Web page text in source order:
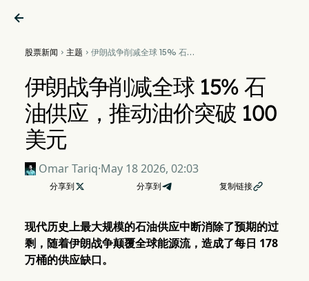

股票新闻  主题  伊朗战争削减全球 15% 石油
伊朗战争削减全球 15% 石
油供应，推动油价突破 100
美元
Omar Tariq·May 18 2026, 02:03
分享到  分享到 复制链接
现代历史上最大规模的石油供应中断消除了预期的过
剩，随着伊朗战争颠覆全球能源流，造成了每日 178
万桶的供应缺口。